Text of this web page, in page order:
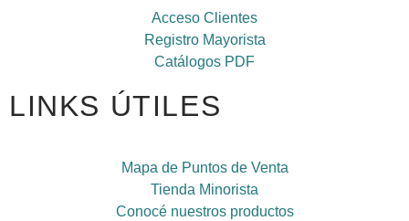
Acceso Clientes
Registro Mayorista
Catálogos PDF
LINKS ÚTILES
Mapa de Puntos de Venta
Tienda Minorista
Conocé nuestros productos